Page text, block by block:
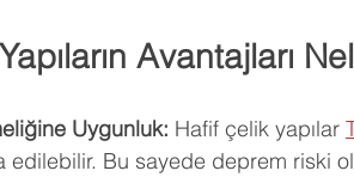
Avantajları
Uygunluk: Hafif çelik yapılar
edilebilir. Bu sayede deprem riski